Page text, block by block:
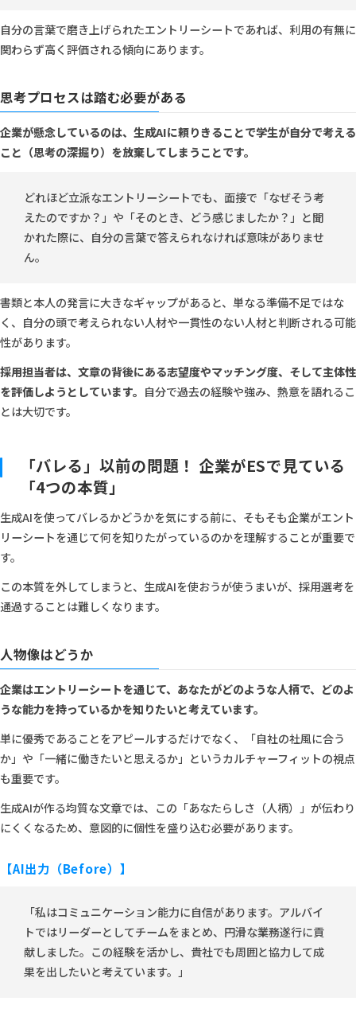
自分の言葉で磨き上げられたエントリーシートであれば、利用の有無に
関わらず高く評価される傾向にあります。
思考プロセスは踏む必要がある
企業が懸念しているのは、生成AIに頼りきることで学生が自分で考える
こと（思考の深掘り）を放棄してしまうことです。
どれほど立派なエントリーシートでも、面接で「なぜそう考
えたのですか？」や「そのとき、どう感じましたか？」と聞
かれた際に、自分の言葉で答えられなければ意味がありませ
ん。
書類と本人の発言に大きなギャップがあると、単なる準備不足ではな
く、自分の頭で考えられない人材や一貫性のない人材と判断される可能
性があります。
採用担当者は、文章の背後にある志望度やマッチング度、そして主体性
を評価しようとしています。 自分で過去の経験や強み、熱意を語れるこ
とは大切です。
「バレる」以前の問題！ 企業がESで見ている
「4つの本質」
生成AIを使ってバレるかどうかを気にする前に、そもそも企業がエント
リーシートを通じて何を知りたがっているのかを理解することが重要で
す。
この本質を外してしまうと、生成AIを使おうが使うまいが、採用選考を
通過することは難しくなります。
人物像はどうか
企業はエントリーシートを通じて、あなたがどのような人柄で、どのよ
うな能力を持っているかを知りたいと考えています。
単に優秀であることをアピールするだけでなく、「自社の社風に合う
か」や「一緒に働きたいと思えるか」というカルチャーフィットの視点
も重要です。
生成AIが作る均質な文章では、この「あなたらしさ（人柄）」が伝わり
にくくなるため、意図的に個性を盛り込む必要があります。
【AI出力（Before）】
「私はコミュニケーション能力に自信があります。アルバイ
トではリーダーとしてチームをまとめ、円滑な業務遂行に貢
献しました。この経験を活かし、貴社でも周囲と協力して成
果を出したいと考えています。」